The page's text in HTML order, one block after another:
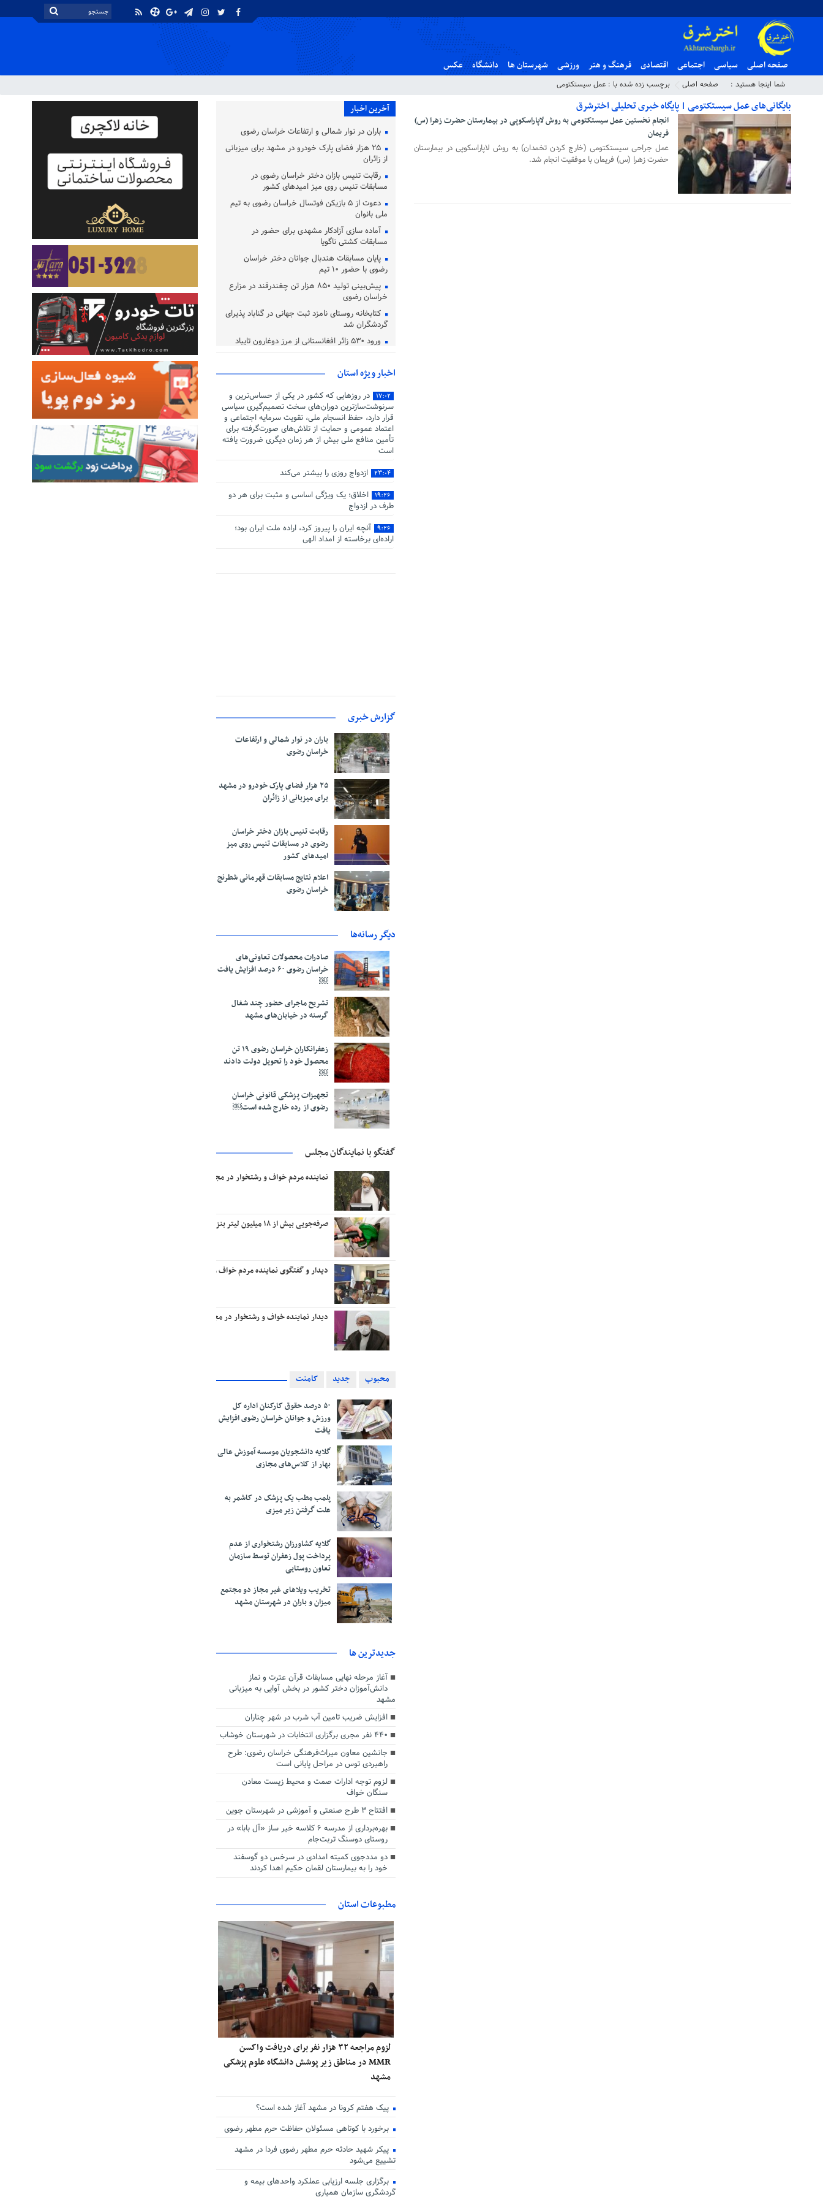
صفحه اصلی سیاسی اجتماعی اقتصادی فرهنگ و هنر ورزشی شهرستان ها دانشگاه عکس
شما اینجا هستید : صفحه اصلی برچسب زده شده با : عمل سیستکتومی
بایگانی‌های عمل سیستکتومی | پایگاه خبری تحلیلی اخترشرق
۱۳ بهمن ۱۳۹۸
انجام نخستین عمل سیستکتومی به روش لاپاراسکوپی در بیمارستان حضرت زهرا (س)
فریمان
عمل جراحی سیستکتومی (خارج کردن تخمدان) به روش لاپاراسکوپی در بیمارستان
حضرت زهرا (س) فریمان با موفقیت انجام شد.
آخرین اخبار
باران در نوار شمالی و ارتفاعات خراسان رضوی
۲۵ هزار فضای پارک خودرو در مشهد برای میزبانی
از زائران
رقابت تنیس بازان دختر خراسان رضوی در
مسابقات تنیس روی میز امیدهای کشور
دعوت از ۵ بازیکن فوتسال خراسان رضوی به تیم
ملی بانوان
آماده‌ سازی آزادکار مشهدی برای حضور در
مسابقات کشتی ناگویا
پایان مسابقات هندبال جوانان دختر خراسان
رضوی با حضور ۱۰ تیم
پیش‌بینی تولید ۸۵۰ هزار تن چغندرقند در مزارع
خراسان رضوی
کتابخانه روستای نامزد ثبت جهانی در گناباد پذیرای
گردشگران شد
ورود ۵۳۰ زائر افغانستانی از مرز دوغارون تایباد
اخبار ویژه استان
۱۷:۰۲
در روزهایی که کشور در یکی از حساس‌ترین و
سرنوشت‌سازترین دوران‌های سخت تصمیم‌گیری سیاسی
قرار دارد، حفظ انسجام ملی، تقویت سرمایه اجتماعی و
اعتماد عمومی و حمایت از تلاش‌های صورت‌گرفته برای
تأمین منافع ملی بیش از هر زمان دیگری ضرورت یافته
است
۲۳:۰۴ ازدواج روزی را بیشتر می‌کند
۱۹:۲۶
اخلاق؛ یک ویژگی اساسی و مثبت برای هر دو
طرف در ازدواج
۹:۲۶
آنچه ایران را پیروز کرد، اراده ملت ایران بود؛
اراده‌ای برخاسته از امداد الهی
گزارش خبری
باران در نوار شمالی و ارتفاعات
خراسان رضوی
۲۵ هزار فضای پارک خودرو در مشهد
برای میزبانی از زائران
رقابت تنیس بازان دختر خراسان
رضوی در مسابقات تنیس روی میز
امیدهای کشور
اعلام نتایج مسابقات قهرمانی شطرنج
خراسان رضوی
دیگر رسانه‌ها
صادرات محصولات تعاونی‌های
خراسان رضوی ۶۰ درصد افزایش یافت
￼
تشریح ماجرای حضور چند شغال
گرسنه در خیابان‌های مشهد
زعفرانکاران خراسان رضوی ۱۹ تن
محصول خود را تحویل دولت دادند
￼
تجهیزات پزشکی قانونی خراسان
رضوی از رده خارج شده است￼
گفتگو با نمایندگان مجلس
نماینده مردم خواف و رشتخوار در مجلس: تا وقتی متون درسی متحول نشود تحول در مجموعه‌های آموزشی
صرفه‌جویی بیش از ۱۸ میلیون لیتر بنزین در منطقه تربت‌حیدریه￼
دیدار و گفتگوی نماینده مردم خواف و رشتخوار در مجلس با وزیر راه و شهرسازی
دیدار نماینده خواف و رشتخوار در مجلس با وزیر میراث فرهنگی، گردشگری و صنایع‌دستی￼
محبوب جدید کامنت
۵۰ درصد حقوق کارکنان اداره کل
ورزش و جوانان خراسان رضوی افزایش
یافت
گلایه دانشجویان موسسه آموزش عالی
بهار از کلاس‌های مجازی
پلمب مطب یک پزشک در کاشمر به
علت گرفتن زیر میزی
گلایه کشاورزان رشتخواری از عدم
پرداخت پول زعفران توسط سازمان
تعاون روستایی
تخریب ویلاهای غیر مجاز دو مجتمع
میزان و باران در شهرستان مشهد
جديدترين ها
آغاز مرحله نهایی مسابقات قرآن عترت و نماز
دانش‌آموزان دختر کشور در بخش آوایی به میزبانی
مشهد
افزایش ضریب تامین آب شرب در شهر چناران
۴۴۰ نفر مجری برگزاری انتخابات در شهرستان خوشاب
جانشین معاون میراث‌فرهنگی خراسان رضوی: طرح
راهبردی توس در مراحل پایانی است
لزوم توجه ادارات صمت و محیط زیست معادن
سنگان خواف
افتتاح ۳ طرح صنعتی و آموزشی در شهرستان جوین
بهره‌برداری از مدرسه ۶ کلاسه‌ خیر ساز «آل بابا» در
روستای دوسنگ تربت‌جام
دو مددجوی کمیته امدادی در سرخس دو گوسفند
خود را به بیمارستان لقمان حکیم اهدا کردند
مطبوعات استان
لزوم مراجعه ۳۲ هزار نفر برای دریافت واکسن
MMR در مناطق زیر پوشش دانشگاه علوم پزشکی
مشهد
پیک هفتم کرونا در مشهد آغاز شده است؟
برخورد با کوتاهی مسئولان حفاظت حرم مطهر رضوی
پیکر شهید حادثه حرم مطهر رضوی فردا در مشهد
تشییع می‌شود
برگزاری جلسه ارزیابی عملکرد واحدهای بیمه و
گردشگری سازمان همیاری